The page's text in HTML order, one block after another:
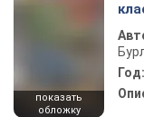
показать
обложку
Год: